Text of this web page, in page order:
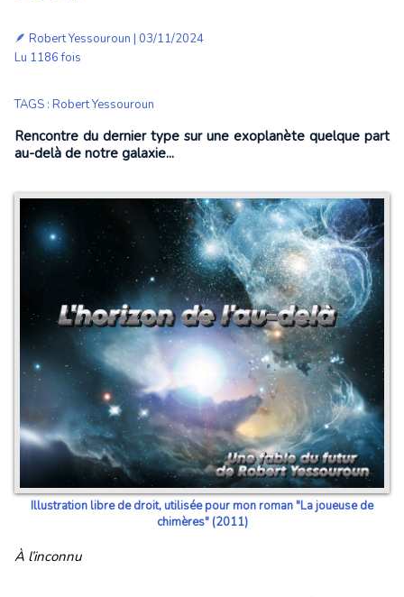
🪶 Robert Yessouroun | 03/11/2024
Lu 1186 fois
TAGS : Robert Yessouroun
Rencontre du dernier type sur une exoplanète quelque part
au-delà de notre galaxie...
Illustration libre de droit, utilisée pour mon roman "La joueuse de
chimères" (2011)
À l’inconnu